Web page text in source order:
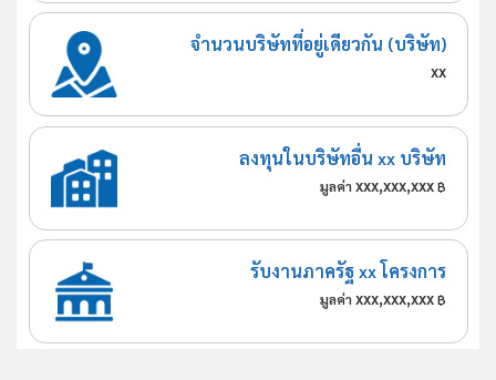
จำนวนบริษัทที่อยู่เดียวกัน (บริษัท)
xx
ลงทุนในบริษัทอื่น xx บริษัท
มูลค่า xxx,xxx,xxx ฿
รับงานภาครัฐ xx โครงการ
มูลค่า xxx,xxx,xxx ฿